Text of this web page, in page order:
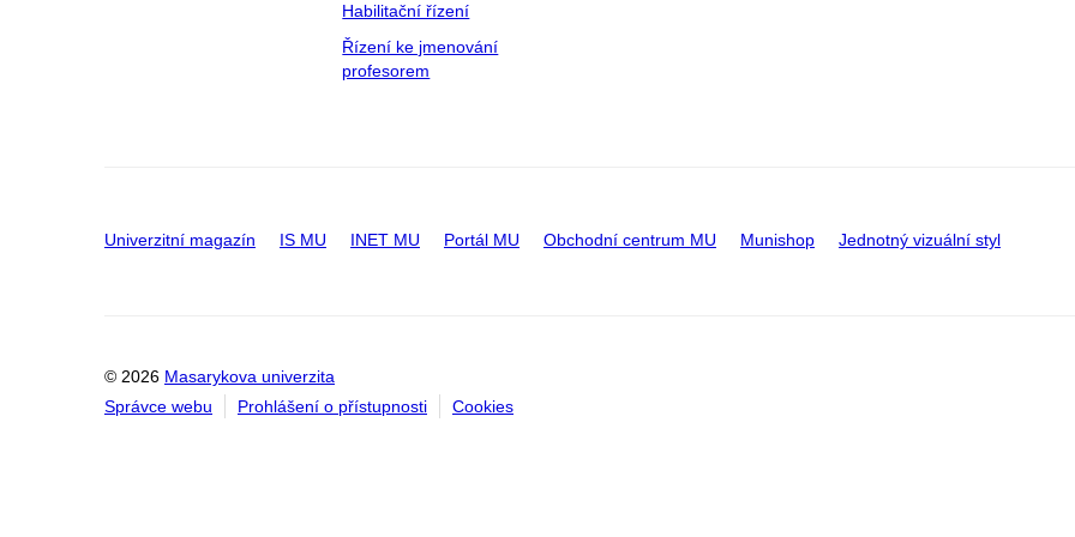
Habilitační řízení
Řízení ke jmenování
profesorem
Univerzitní magazín IS MU INET MU Portál MU Obchodní centrum MU Munishop Jednotný vizuální styl
© 2026 Masarykova univerzita
Správce webu
Prohlášení o přístupnosti Cookies